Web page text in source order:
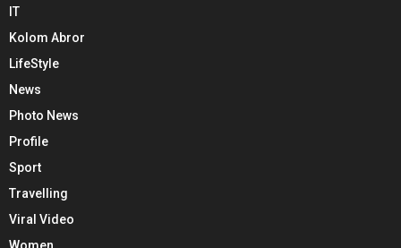
IT
Kolom Abror
LifeStyle
News
Photo News
Profile
Sport
Travelling
Viral Video